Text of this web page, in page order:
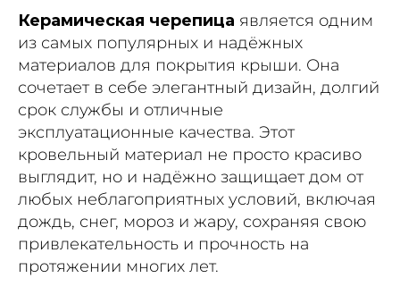
Керамическая черепица является одним
из самых популярных и надёжных
материалов для покрытия крыши. Она
сочетает в себе элегантный дизайн, долгий
срок службы и отличные
эксплуатационные качества. Этот
кровельный материал не просто красиво
выглядит, но и надёжно защищает дом от
любых неблагоприятных условий, включая
дождь, снег, мороз и жару, сохраняя свою
привлекательность и прочность на
протяжении многих лет.